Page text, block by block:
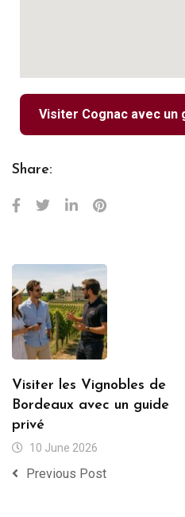
Visiter Cognac avec un
Share:
Visiter les Vignobles de
Bordeaux avec un guide
privé
10 June 2026
Previous Post